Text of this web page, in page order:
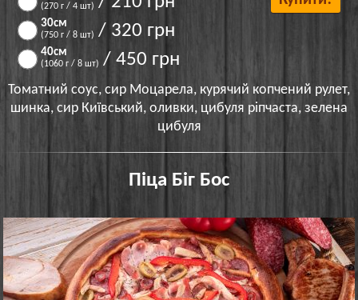
(270 г / 4 шт)
30cм
(750 г / 8 шт) / 320 грн
40см
(1060 г / 8 шт) / 450 грн
Томатний соус, сир Моцарела, курячий копчений рулет,
шинка, сир Київський, оливки, цибуля ріпчаста, зелена
цибуля
Піца Біг Бос